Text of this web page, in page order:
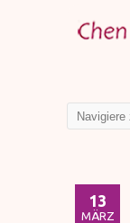
13
MÄRZ